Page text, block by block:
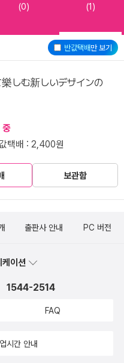
(0) (1)
반값택배만 보기
しむ新しいデザインの
중
택배 : 2,400원
보관함
출판사 안내 PC 버전
이션
1544-2514
FAQ
시간 안내